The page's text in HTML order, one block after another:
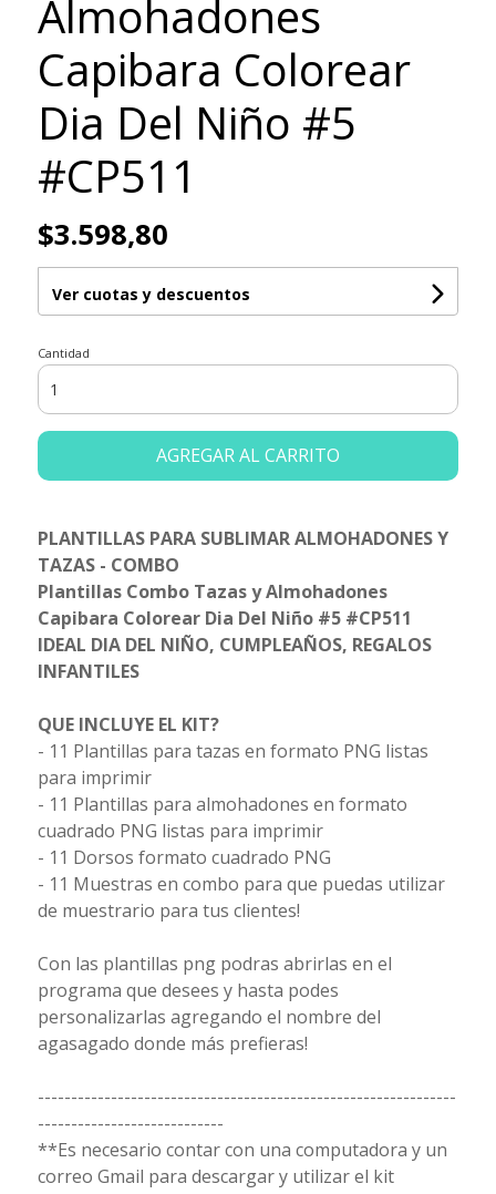
Almohadones
Capibara Colorear
Dia Del Niño #5
#CP511
$3.598,80
Ver cuotas y descuentos
Cantidad
AGREGAR AL CARRITO
PLANTILLAS PARA SUBLIMAR ALMOHADONES Y
TAZAS - COMBO
Plantillas Combo Tazas y Almohadones
Capibara Colorear Dia Del Niño #5 #CP511
IDEAL DIA DEL NIÑO, CUMPLEAÑOS, REGALOS
INFANTILES
QUE INCLUYE EL KIT?
- 11 Plantillas para tazas en formato PNG listas
para imprimir
- 11 Plantillas para almohadones en formato
cuadrado PNG listas para imprimir
- 11 Dorsos formato cuadrado PNG
- 11 Muestras en combo para que puedas utilizar
de muestrario para tus clientes!
Con las plantillas png podras abrirlas en el
programa que desees y hasta podes
personalizarlas agregando el nombre del
agasagado donde más prefieras!
---------------------------------------------------------------
----------------------------
**Es necesario contar con una computadora y un
correo Gmail para descargar y utilizar el kit